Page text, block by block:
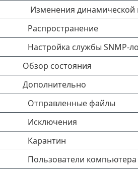
Изменения динамической
Распространение
Настройка службы SNMP-
Обзор состояния
Дополнительно
Отправленные файлы
Исключения
Карантин
Пользователи компьютера